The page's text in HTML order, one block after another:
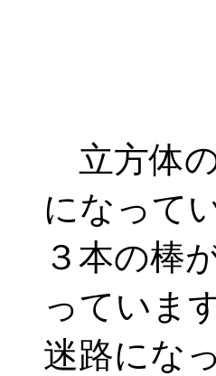
立方体
になって
３本の棒
っていま
迷路にな